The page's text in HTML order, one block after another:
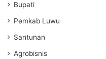
Bupati
Pemkab Luwu
Santunan
Agrobisnis